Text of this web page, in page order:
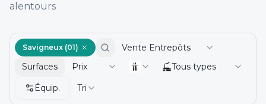
alentours
Savigneux (01)
Vente Entrepôts
Surfaces
Prix
Tous types
Équip.
Tri